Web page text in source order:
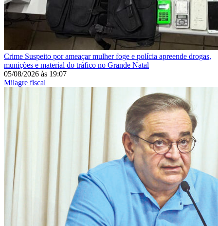
Crime Suspeito por ameaçar mulher foge e polícia apreende drogas,
munições e material do tráfico no Grande Natal
05/08/2026 às 19:07
Milagre fiscal